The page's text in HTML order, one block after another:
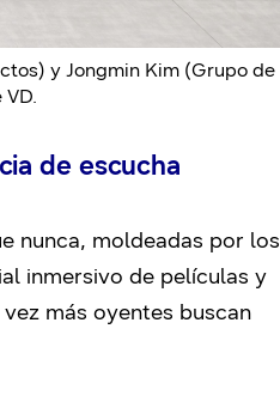
y Jongmin Kim (Grupo de
de escucha
nunca, moldeadas por los
inmersivo de películas y
más oyentes buscan